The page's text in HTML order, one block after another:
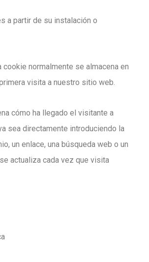
a partir de su instalación o
cookie normalmente se almacena en
visita a nuestro sitio web.
cómo ha llegado el visitante a
sea directamente introduciendo la
un enlace, una búsqueda web o un
actualiza cada vez que visita